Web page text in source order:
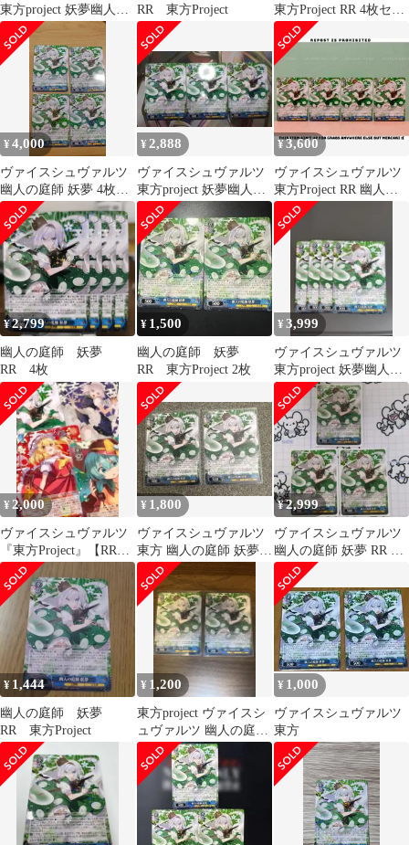
東方project 妖夢幽人の
庭師 妖夢 RR 3枚セッ
ト
RR 東方Project
東方Project RR 4枚セッ
ト 妖夢 こいし
¥4,000
ヴァイスシュヴァルツ
幽人の庭師 妖夢 4枚セ
ット
¥ 2,888
ヴァイスシュヴァルツ
東方project 妖夢幽人の
庭師 妖夢 RR 3枚セッ
ト
¥3,600
ヴァイスシュヴァルツ
東方Project RR 幽人の
庭師 妖夢
¥2,799
幽人の庭師 妖夢
RR 4枚
¥ 1,500
幽人の庭師 妖夢
RR 東方Project 2枚
¥3,999
ヴァイスシュヴァルツ
東方project 妖夢幽人の
庭師 妖夢 RR 4枚セッ
ト
¥ 2,000
ヴァイスシュヴァルツ
『東方Project』【RR】
4枚セット
¥ 1,800
ヴァイスシュヴァルツ
東方 幽人の庭師 妖夢
RR
¥2,999
ヴァイスシュヴァルツ
幽人の庭師 妖夢 RR 3
枚セット
¥ 1,444
幽人の庭師 妖夢
RR 東方Project
¥ 1,200
東方project ヴァイスシ
ュヴァルツ 幽人の庭師
妖夢 2枚セット
¥ 1,000
ヴァイスシュヴァルツ
東方